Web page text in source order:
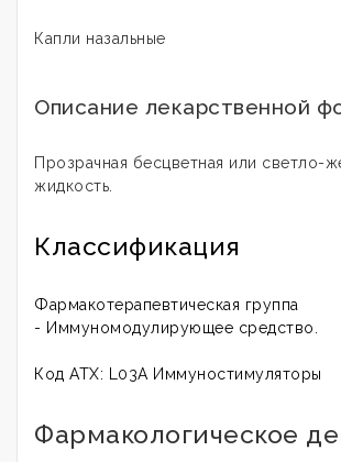
Капли назальные
Описание лекарственной
Прозрачная бесцветная или светло-
жидкость.
Классификация
Фармакотерапевтическая группа
- Иммуномодулирующее средство.
Код АТХ: L03A Иммуностимуляторы
Фармакологическое